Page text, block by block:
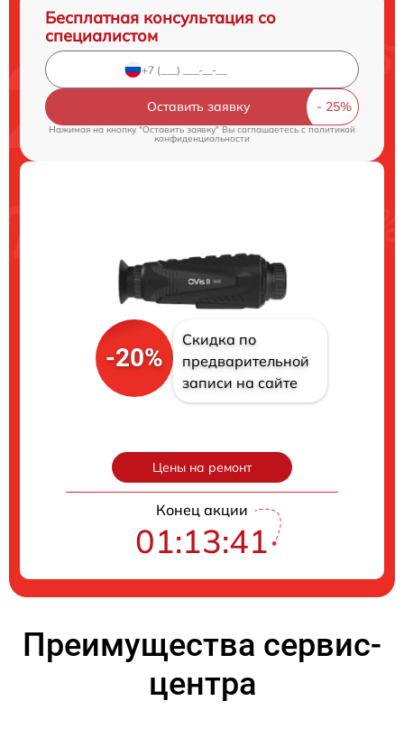
Бесплатная консультация со
специалистом
Оставить заявку
Нажимая на кнопку "Оставить заявку" Вы соглашаетесь c политикой
конфиденциальности
-20%
Скидка по
предварительной
записи на сайте
Цены на ремонт
Конец акции
01:13:40
Преимущества сервис-
центра